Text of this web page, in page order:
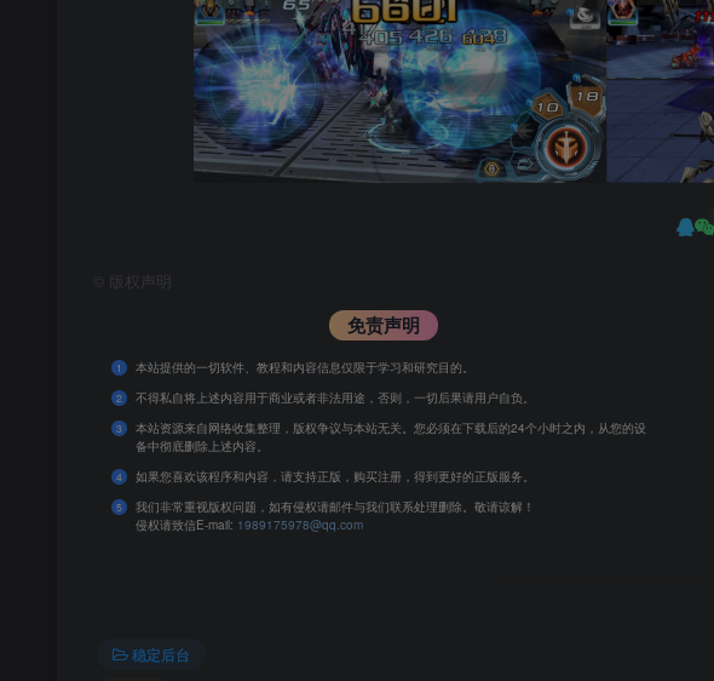
版权声明
免责声明
1 本站提供的一切软件、教程和内容信息仅限于学习和研究目的。
2 不得私自将上述内容用于商业或者非法用途，否则，一切后果请用户自负。
3
本站资源来自网络收集整理，版权争议与本站无关。您必须在下载后的24个小时之内，从您的设
备中彻底删除上述内容。
4 如果您喜欢该程序和内容，请支持正版，购买注册，得到更好的正版服务。
5
我们非常重视版权问题，如有侵权请邮件与我们联系处理删除。敬请谅解！
侵权请致信E-mail: 1989175978@qq.com
稳定后台